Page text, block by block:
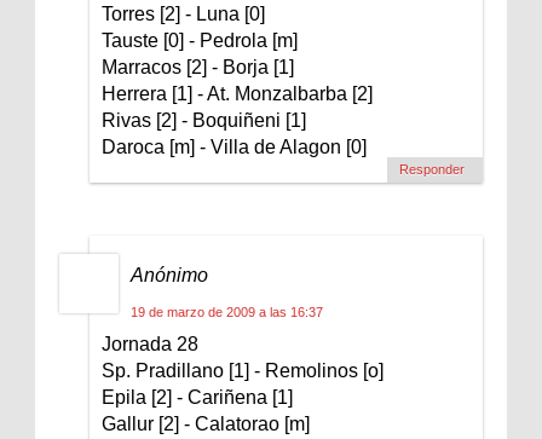
Torres [2] - Luna [0]
Tauste [0] - Pedrola [m]
Marracos [2] - Borja [1]
Herrera [1] - At. Monzalbarba [2]
Rivas [2] - Boquiñeni [1]
Daroca [m] - Villa de Alagon [0]
Responder
Anónimo
19 de marzo de 2009 a las 16:37
Jornada 28
Sp. Pradillano [1] - Remolinos [o]
Epila [2] - Cariñena [1]
Gallur [2] - Calatorao [m]